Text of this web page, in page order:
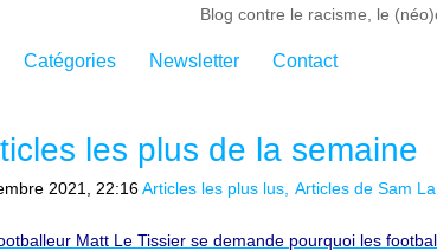
Blog contre le racisme, le
Catégories Newsletter Contact
les plus de la semaine
2021, 22:16Articles les plus lus Articles de Sam
Matt Le Tissier se demande pourquoi les